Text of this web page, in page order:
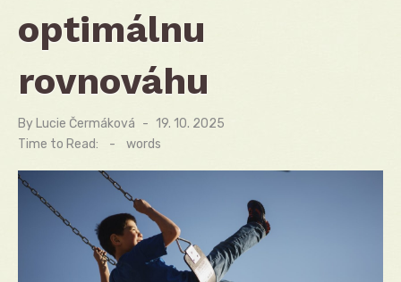
optimálnu
rovnováhu
By Lucie Čermáková
Posted
on
19. 10. 2025
Time to Read:
- words